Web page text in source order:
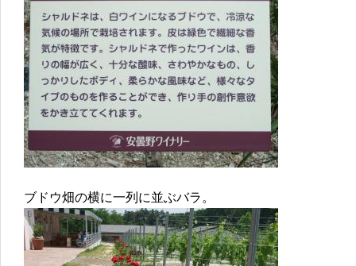
ブドウ畑の横に一列に並ぶバラ。